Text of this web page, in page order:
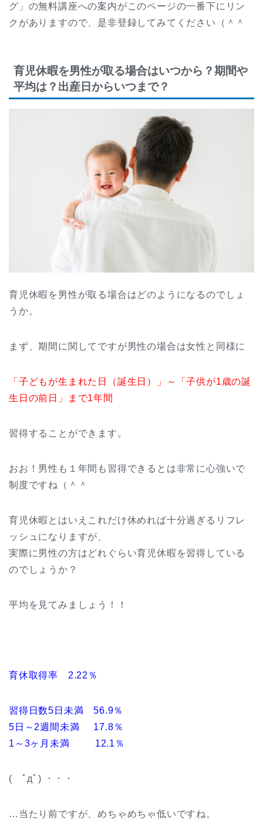
グ」の無料講座への案内がこのページの一番下にリン
クがありますので、是非登録してみてください（＾＾
育児休暇を男性が取る場合はいつから？期間や
平均は？出産日からいつまで？
育児休暇を男性が取る場合はどのようになるのでしょ
うか。
まず、期間に関してですが男性の場合は女性と同様に
「子どもが生まれた日（誕生日）」～「子供が1歳の誕
生日の前日」まで1年間
習得することができます。
おお！男性も１年間も習得できるとは非常に心強いで
制度ですね（＾＾
育児休暇とはいえこれだけ休めれば十分過ぎるリフレ
ッシュになりますが、
実際に男性の方はどれぐらい育児休暇を習得している
のでしょうか？
平均を見てみましょう！！
育休取得率 2.22 ％
習得日数5日未満 56.9％
5日～2週間未満 17.8％
1～3ヶ月未満 12.1％
( ﾟдﾟ) ・・・
…当たり前ですが、めちゃめちゃ低いですね。